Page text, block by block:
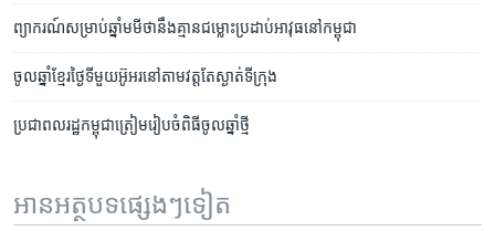
ព្យាករណ៍​សម្រាប់​ឆ្នាំ​មមី​ថា​នឹង​គ្មាន​ជម្លោះ​ប្រដាប់​អាវុធ​នៅ​កម្ពុជា
ចូលឆ្នាំ​ខ្មែរ​ថ្ងៃ​ទីមួយ​អ៊ូអរ​នៅ​តាម​វត្ត​តែ​ស្ងាត់​ទីក្រុង
ប្រជាពលរដ្ឋ​កម្ពុជា​ត្រៀម​រៀបចំ​ពិធី​ចូលឆ្នាំ​ថ្មី
អានអត្ថបទផ្សេងៗទៀត